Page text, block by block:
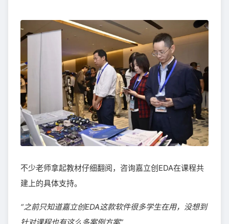
不少老师拿起教材仔细翻阅，咨询嘉立创EDA在课程共
建上的具体支持。
“之前只知道嘉立创EDA这款软件很多学生在用，没想到
针对课程也有这么多案例方案”